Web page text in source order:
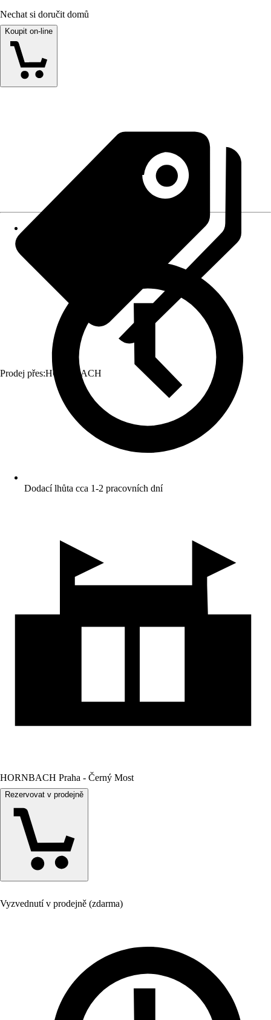
Nechat si doručit domů
Koupit on-line
Prodej přes:HORNBACH
Dodací lhůta cca 1-2 pracovních dní
HORNBACH Praha - Černý Most
Rezervovat v prodejně
Vyzvednutí v prodejně (zdarma)